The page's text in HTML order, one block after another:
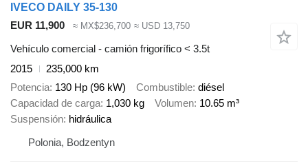
IVECO DAILY 35-130
EUR 11,900
≈ MX$236,700 ≈ USD 13,750
Vehículo comercial - camión frigorífico < 3.5t
2015
235,000 km
Potencia 130 Hp (96 kW) Combustible diésel
Capacidad de carga 1,030 kg Volumen 10.65 m³
Suspensión hidráulica
Polonia, Bodzentyn